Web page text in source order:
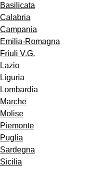
Basilicata
Calabria
Campania
Emilia-Romagna
Friuli V.G.
Lazio
Liguria
Lombardia
Marche
Molise
Piemonte
Puglia
Sardegna
Sicilia